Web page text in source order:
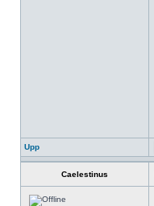
Upp
Caelestinus